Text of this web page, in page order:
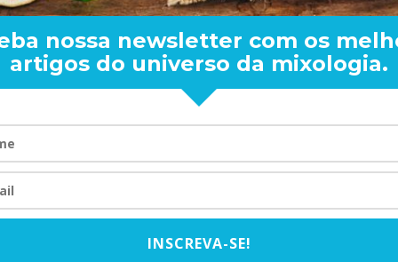
RAND BARTENDER: DE
VISTA PARA O MUNDO
nossa newsletter com os
artigos do universo da mixologia.
INSCREVA-SE!